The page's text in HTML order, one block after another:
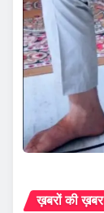
ख़बरों की ख़बर